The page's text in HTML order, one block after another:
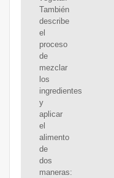
También
describe
el
proceso
de
mezclar
los
ingredientes
y
aplicar
el
alimento
de
dos
maneras: